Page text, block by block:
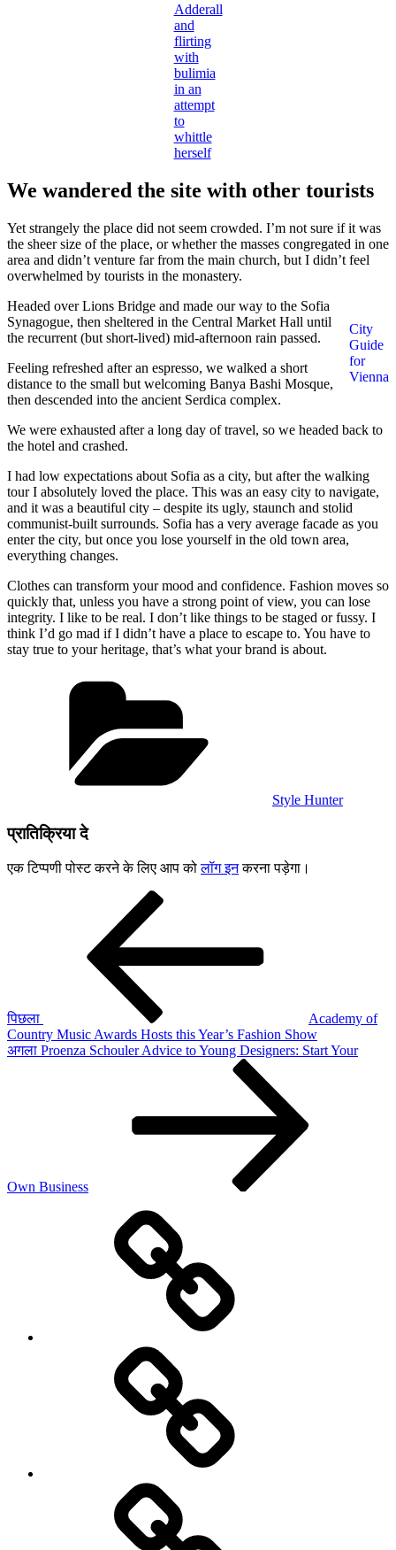
Adderall
and
flirting
with
bulimia
in an
attempt
to
whittle
herself
We wandered the site with other tourists
Yet strangely the place did not seem crowded. I’m not sure if it was
the sheer size of the place, or whether the masses congregated in one
area and didn’t venture far from the main church, but I didn’t feel
overwhelmed by tourists in the monastery.
City
Guide
for
Vienna
Headed over Lions Bridge and made our way to the Sofia
Synagogue, then sheltered in the Central Market Hall until
the recurrent (but short-lived) mid-afternoon rain passed.
Feeling refreshed after an espresso, we walked a short
distance to the small but welcoming Banya Bashi Mosque,
then descended into the ancient Serdica complex.
We were exhausted after a long day of travel, so we headed back to
the hotel and crashed.
I had low expectations about Sofia as a city, but after the walking
tour I absolutely loved the place. This was an easy city to navigate,
and it was a beautiful city – despite its ugly, staunch and stolid
communist-built surrounds. Sofia has a very average facade as you
enter the city, but once you lose yourself in the old town area,
everything changes.
Clothes can transform your mood and confidence. Fashion moves so
quickly that, unless you have a strong point of view, you can lose
integrity. I like to be real. I don’t like things to be staged or fussy. I
think I’d go mad if I didn’t have a place to escape to. You have to
stay true to your heritage, that’s what your brand is about.
Style Hunter
प्रातिक्रिया दे
एक टिप्पणी पोस्ट करने के लिए आप कोलॉग इनकरना पड़ेगा।
पिछला
Academy of
Country Music Awards Hosts this Year’s Fashion Show
अगली
अगला Proenza Schouler Advice to Young Designers: Start Your
Own Business